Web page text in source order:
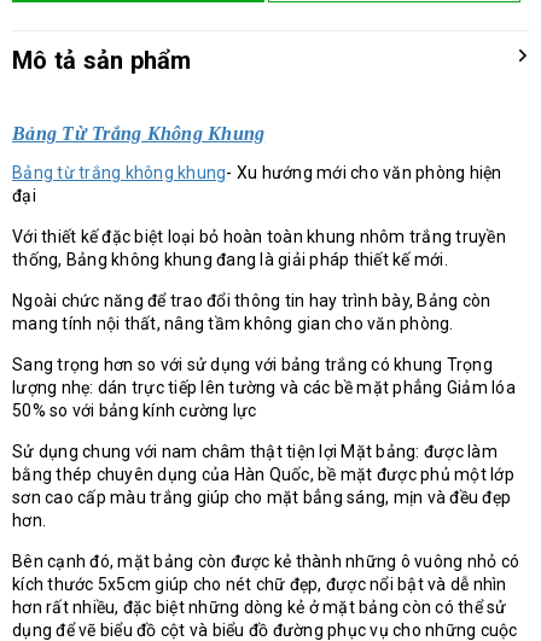
Mô tả sản phẩm
Bảng Từ Trắng Không Khung
Bảng từ trắng không khung- Xu hướng mới cho văn phòng hiện
đại
Với thiết kế đặc biệt loại bỏ hoàn toàn khung nhôm trắng truyền
thống, Bảng không khung đang là giải pháp thiết kế mới.
Ngoài chức năng để trao đổi thông tin hay trình bày, Bảng còn
mang tính nội thất, nâng tầm không gian cho văn phòng.
Sang trọng hơn so với sử dụng với bảng trắng có khung Trọng
lượng nhẹ: dán trực tiếp lên tường và các bề mặt phẳng Giảm lóa
50% so với bảng kính cường lực
Sử dụng chung với nam châm thật tiện lợi Mặt bảng: được làm
bằng thép chuyên dụng của Hàn Quốc, bề mặt được phủ một lớp
sơn cao cấp màu trắng giúp cho mặt bẳng sáng, mịn và đều đẹp
hơn.
Bên cạnh đó, mặt bảng còn được kẻ thành những ô vuông nhỏ có
kích thước 5x5cm giúp cho nét chữ đẹp, được nổi bật và dễ nhìn
hơn rất nhiều, đặc biệt những dòng kẻ ở mặt bảng còn có thể sử
dụng để vẽ biểu đồ cột và biểu đồ đường phục vụ cho những cuộc